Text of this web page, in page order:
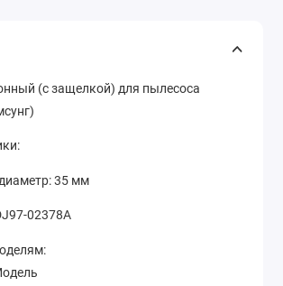
(с защелкой) для пылесоса
35 мм
02378A